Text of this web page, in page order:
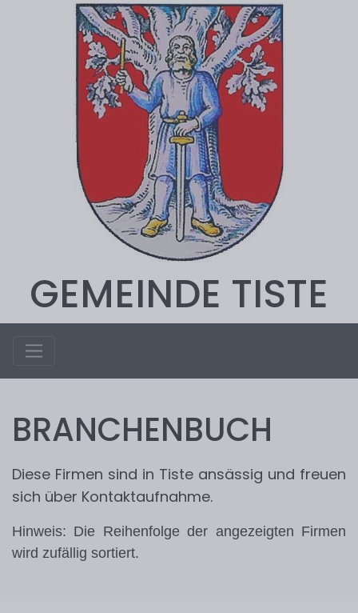
GEMEINDE TISTE
BRANCHENBUCH
Diese Firmen sind in Tiste ansässig und freuen
sich über Kontaktaufnahme.
Hinweis: Die Reihenfolge der angezeigten Firmen
wird zufällig sortiert.